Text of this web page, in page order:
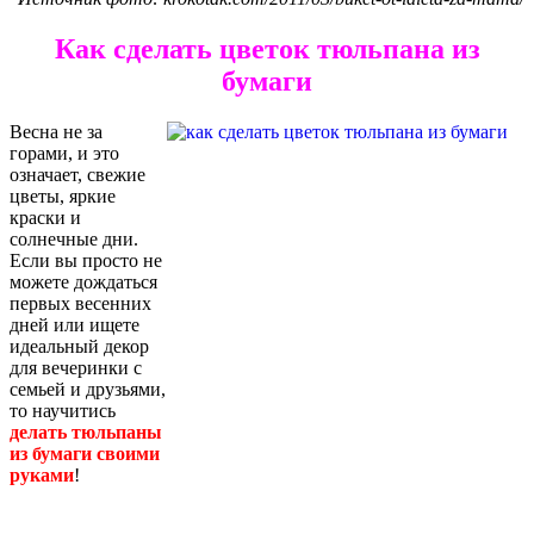
Как сделать цветок тюльпана из
бумаги
Весна не за
горами, и это
означает, свежие
цветы, яркие
краски и
солнечные дни.
Если вы просто не
можете дождаться
первых весенних
дней или ищете
идеальный декор
для вечеринки с
семьей и друзьями,
то научитись
делать тюльпаны
из бумаги своими
руками!